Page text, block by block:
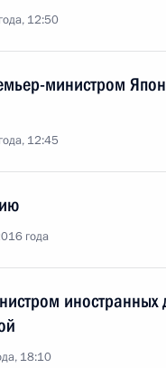
12:50
министром
12:45
года
иностранных
18:10